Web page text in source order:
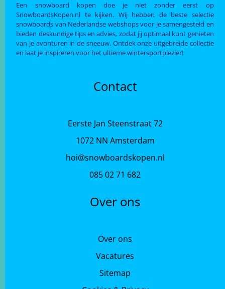
Een snowboard kopen doe je niet zonder eerst op
SnowboardsKopen.nl te kijken. Wij hebben de beste selectie
snowboards van Nederlandse webshops voor je samengesteld en
bieden deskundige tips en advies, zodat jij optimaal kunt genieten
van je avonturen in de sneeuw. Ontdek onze uitgebreide collectie
en laat je inspireren voor het ultieme wintersportplezier!
Contact
Eerste Jan Steenstraat 72
1072 NN Amsterdam
hoi@snowboardskopen.nl
085 02 71 682
Over ons
Over ons
Vacatures
Sitemap